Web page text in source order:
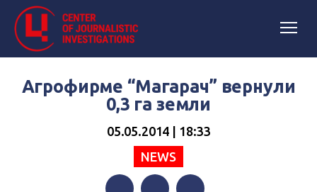
Агрофирме “Магарач” вернули
0,3 га земли
05.05.2014 | 18:33
NEWS